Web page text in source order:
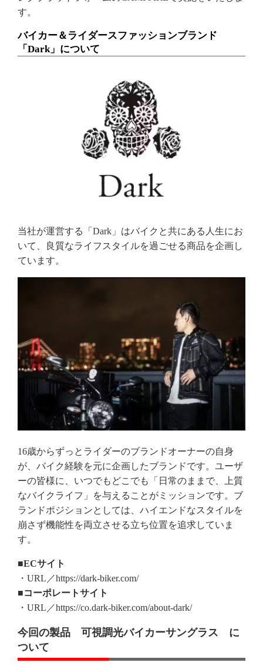
す。
バイカー＆ライダースファッションブランド
「Dark」について
当社が運営する「Dark」はバイクと共にある人生にお
いて、良質なライフスタイルを過ごせる商品を企画し
ています。
16歳からずっとライダーのブランドオーナーの自身
が、バイク経験を元に企画したブランドです。ユーザ
ーの皆様に、いつでもどこでも「日常のままで、上質
なバイクライフ」を与えることがミッションです。ブ
ランドポジションとしては、ハイエンドなスタイルを
崩さず機能性を両立させる立ち位置を追求していま
す。
■ECサイト
・URL／https://dark-biker.com/
■コーポレートサイト
・URL／https://co.dark-biker.com/about-dark/
今回の製品 可視調光バイカーサングラス に
ついて